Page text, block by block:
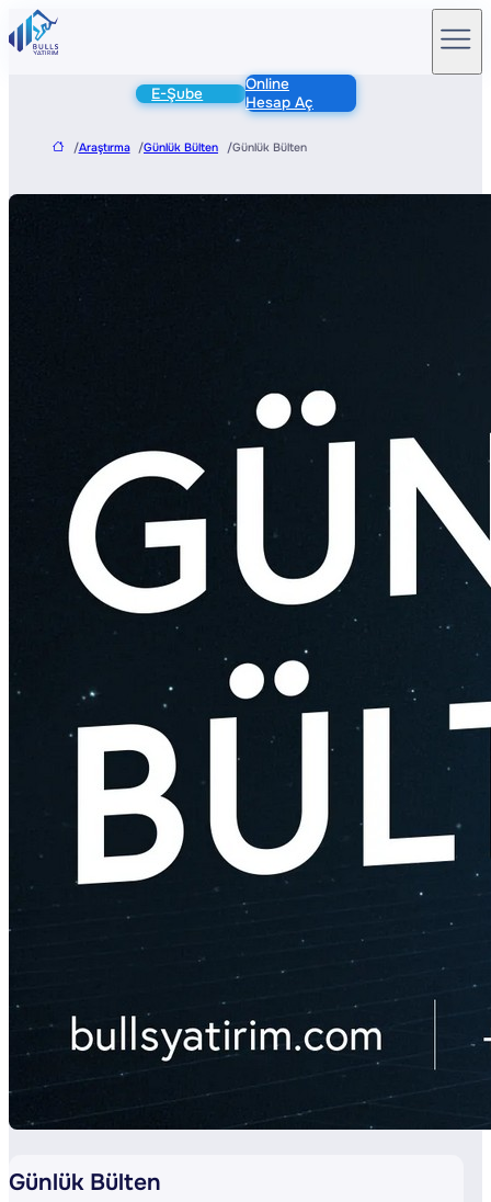
E-Şube
Online
Hesap Aç
/Araştırma /Günlük Bülten /Günlük Bülten
Günlük Bülten